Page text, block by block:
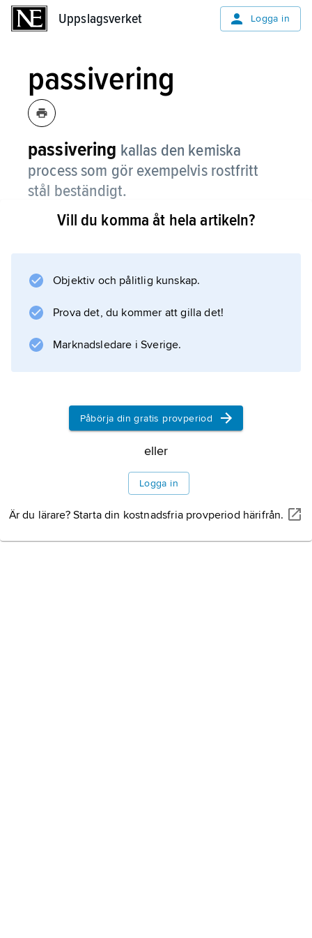
Uppslagsverket Logga in
passivering
passivering kallas den kemiska
process som gör exempelvis rostfritt
stål beständigt.
Passiviering betyder att metallen blir
Vill du komma åt hela artikeln?
Objektiv och pålitlig kunskap.
Prova det, du kommer att gilla det!
Marknadsledare i Sverige.
Påbörja din gratis provperiod
eller
Logga in
Är du lärare? Starta din kostnadsfria provperiod härifrån.